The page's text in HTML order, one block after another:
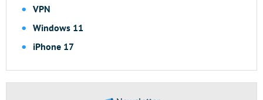
VPN
Windows 11
iPhone 17